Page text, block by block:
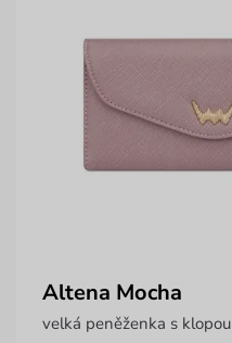
Altena Mocha
velká peněženka s klopou